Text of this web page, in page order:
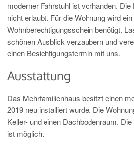
moderner Fahrstuhl ist vorhanden.
nicht erlaubt. Für die Wohnung wird ein
Wohnberechtigungsschein benötigt.
schönen Ausblick verzaubern und
einen Besichtigungstermin mit uns.
Ausstattung
Das Mehrfamilienhaus besitzt einen
2019 neu installiert wurde. Die
Keller- und einen Dachbodenraum.
ist möglich.